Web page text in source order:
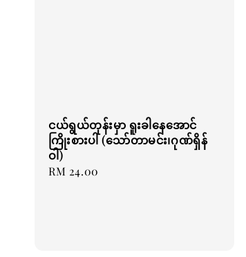
ငယ်ရွယ်တုန်းမှာ ရူးခါနေအောင်
ကြိုးစားပါ (သော်တာမင်း၊ဂုဏ်ရှိန်
ဝါ)
Regular
RM 24.00